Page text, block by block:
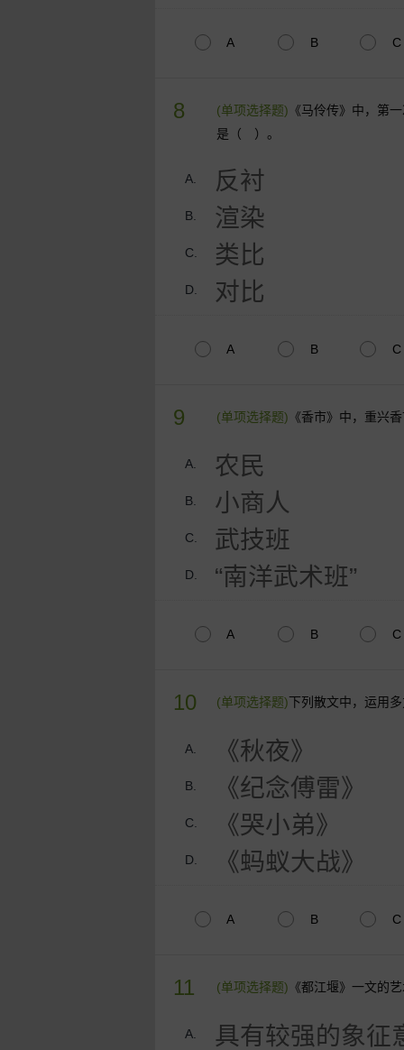
A B C
8 (单项选择题) 《马伶传》中，第
是（ ）。
A. 反衬
B. 渲染
C. 类比
D. 对比
A B C
9 (单项选择题) 《香市》中，重兴
A. 农民
B. 小商人
C. 武技班
D. “南洋武术班”
A B C
10 (单项选择题)下列散文中，运用
A. 《秋夜》
B. 《纪念傅雷》
C. 《哭小弟》
D. 《蚂蚁大战》
A B C
11 (单项选择题) 《都江堰》一文的
A. 具有较强的象征